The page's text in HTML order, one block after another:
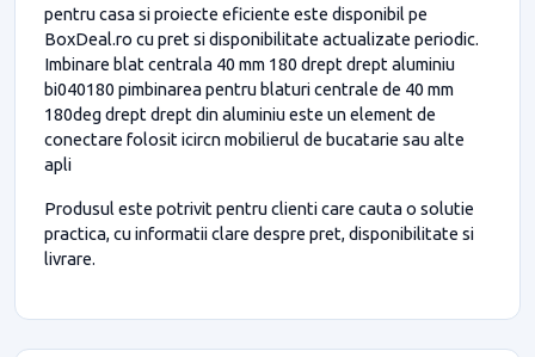
pentru casa si proiecte eficiente este disponibil pe
BoxDeal.ro cu pret si disponibilitate actualizate periodic.
Imbinare blat centrala 40 mm 180 drept drept aluminiu
bi040180 pimbinarea pentru blaturi centrale de 40 mm
180deg drept drept din aluminiu este un element de
conectare folosit icircn mobilierul de bucatarie sau alte
apli
Produsul este potrivit pentru clienti care cauta o solutie
practica, cu informatii clare despre pret, disponibilitate si
livrare.